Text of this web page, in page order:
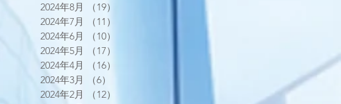
2024年8月
（19）
2024年7月
（11）
2024年6月
（10）
2024年5月
（17）
2024年4月
（16）
2024年3月
（6）
2024年2月
（12）